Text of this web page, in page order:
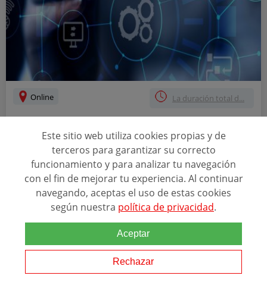
Online La duración total d...
INFORMACIÓN Y COMUNICACIÓN
SEMIPRESENCIAL
Relacionado con esta temática
Esarial y tecnológica PERFIL Alumnos internacionales que sean
directivos y profesionales de empresa así como postgraduados
universitarios, que deseen adquirir, potenciar o poner en práctica
sus conocimientos prácticos...
Este sitio web utiliza cookies propias y de
terceros para garantizar su correcto
funcionamiento y para analizar tu navegación
con el fin de mejorar tu experiencia. Al continuar
navegando, aceptas el uso de estas cookies
según nuestra política de privacidad.
Aceptar
Rechazar